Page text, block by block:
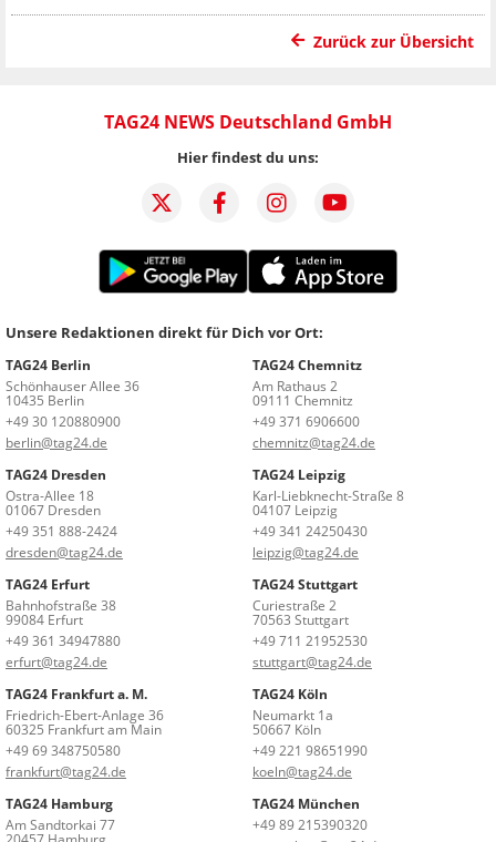
Zurück zur Übersicht
TAG24 NEWS Deutschland GmbH
Hier findest du uns:
Unsere Redaktionen direkt für Dich vor Ort:
TAG24 Berlin
Schönhauser Allee 36
10435 Berlin
+49 30 120880900
berlin@tag24.de
TAG24 Chemnitz
Am Rathaus 2
09111 Chemnitz
+49 371 6906600
chemnitz@tag24.de
TAG24 Dresden
Ostra-Allee 18
01067 Dresden
+49 351 888-2424
dresden@tag24.de
TAG24 Leipzig
Karl-Liebknecht-Straße 8
04107 Leipzig
+49 341 24250430
leipzig@tag24.de
TAG24 Erfurt
Bahnhofstraße 38
99084 Erfurt
+49 361 34947880
erfurt@tag24.de
TAG24 Stuttgart
Curiestraße 2
70563 Stuttgart
+49 711 21952530
stuttgart@tag24.de
TAG24 Frankfurt a. M.
Friedrich-Ebert-Anlage 36
60325 Frankfurt am Main
+49 69 348750580
frankfurt@tag24.de
TAG24 Köln
Neumarkt 1a
50667 Köln
+49 221 98651990
koeln@tag24.de
TAG24 Hamburg
Am Sandtorkai 77
TAG24 München
+49 89 215390320